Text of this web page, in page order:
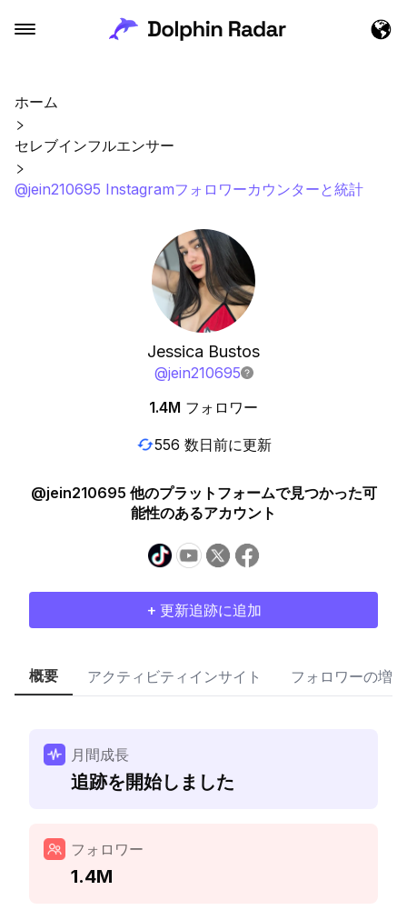
ホーム
セレブインフルエンサー
@jein210695 Instagramフォロワーカウンターと統計
Jessica Bustos
@jein210695
1.4M フォロワー
556 数日前に更新
@jein210695 他のプラットフォームで見つかった可
能性のあるアカウント
+ 更新追跡に追加
概要 アクティビティインサイト フォロワーの増加
月間成長
追跡を開始しました
フォロワー
1.4M